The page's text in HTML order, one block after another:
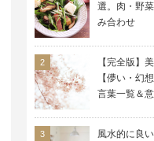
選。肉・野
み合わせ
【完全版】
【儚い・幻
言葉一覧＆
風水的に良